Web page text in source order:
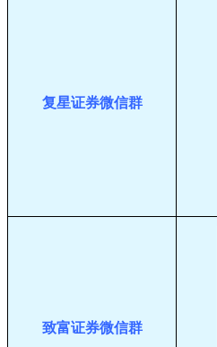
复星证券微信群
致富证券微信群